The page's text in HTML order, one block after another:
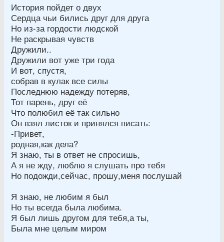
История пойдет о двух
Сердца чьи бились друг для друга
Но из-за гордости людской
Не раскрывая чувств
Дружили..
Дружили вот уже три года
И вот, спустя,
собрав в кулак все силы
Последнюю надежду потеряв,
Тот парень, друг её
Что полюбил её так сильно
Он взял листок и принялся писать:
-Привет,
родная,как дела?
Я знаю, ты в ответ не спросишь,
А я не жду, люблю я слушать про тебя
Но подожди,сейчас, прошу,меня послушай
Я знаю, не любим я был
Но ты всегда была любима.
Я был лишь другом для тебя,а ты,
Была мне целым миром